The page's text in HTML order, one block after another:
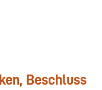
Beschluss